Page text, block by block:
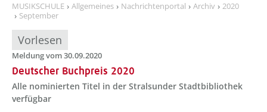
MUSIKSCHULE Allgemeines Nachrichtenportal Archiv
2020
September
Vorlesen
Meldung vom 30.09.2020
Deutscher Buchpreis 2020
Alle nominierten Titel in der Stralsunder Stadtbibliothek
verfügbar